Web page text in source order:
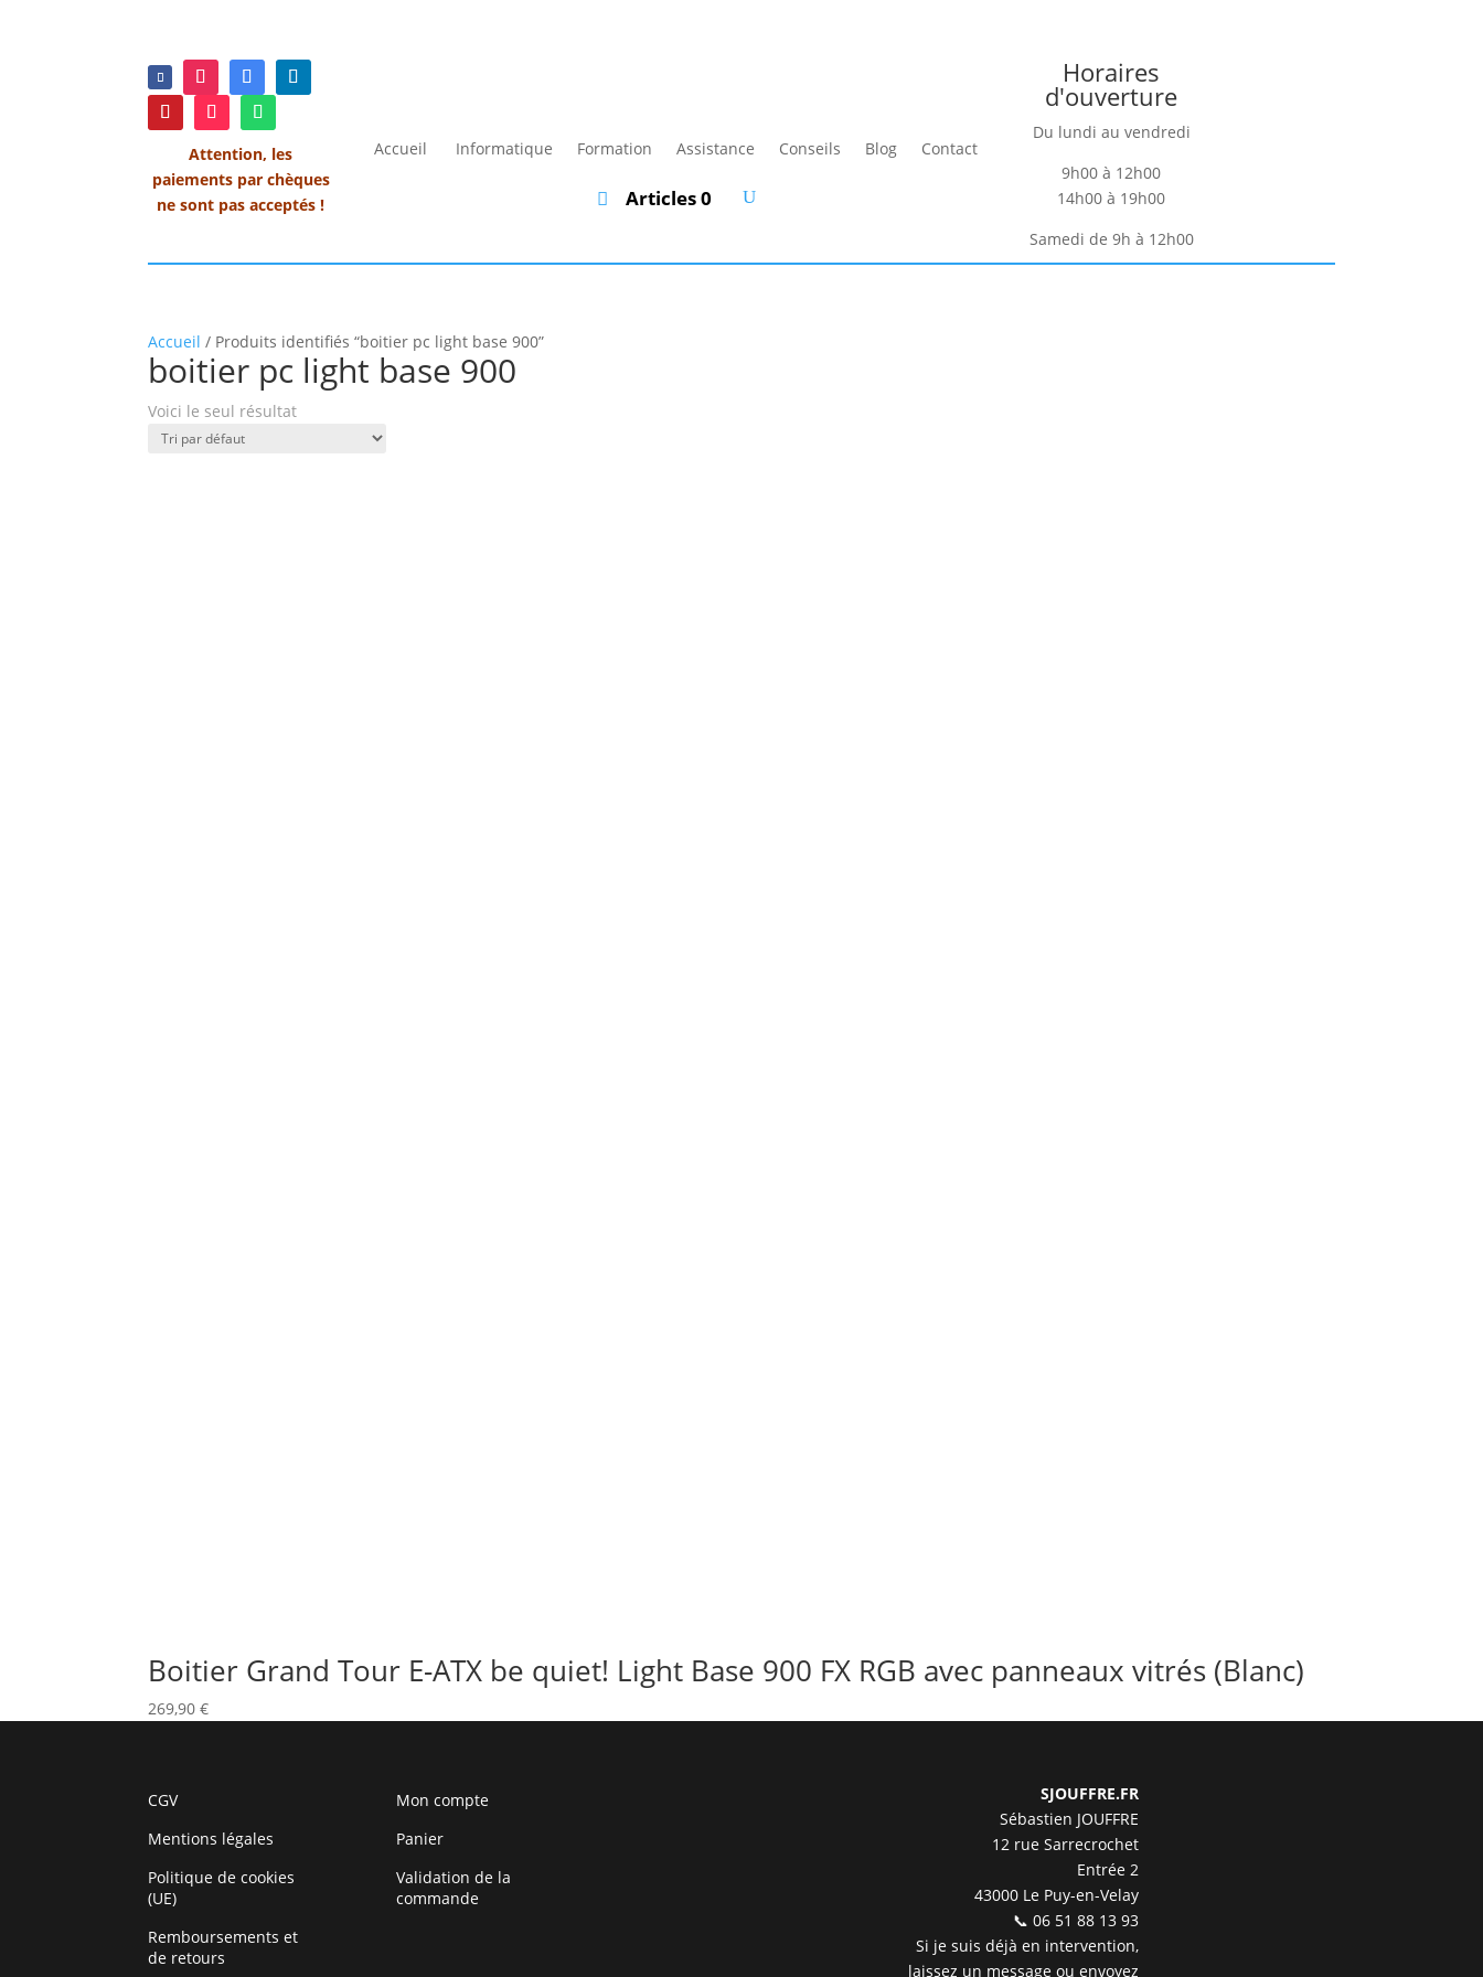
Attention, les
paiements par chèques
ne sont pas acceptés !
Accueil Informatique Formation Assistance Conseils Blog Contact
Articles 0
Horaires
d'ouverture
Du lundi au vendredi
9h00 à 12h00
14h00 à 19h00
Samedi de 9h à 12h00
Accueil / Produits identifiés “boitier pc light base 900”
boitier pc light base 900
Voici le seul résultat
Boitier Grand Tour E-ATX be quiet! Light Base 900 FX RGB avec panneaux vitrés (Blanc)
269,90€
CGV
Mentions légales
Politique de cookies
(UE)
Remboursements et
de retours
Mon compte
Panier
Validation de la
commande
SJOUFFRE.FR
Sébastien JOUFFRE
12 rue Sarrecrochet
Entrée 2
43000 Le Puy-en-Velay
📞 06 51 88 13 93
Si je suis déjà en intervention,
laissez un message ou envoyez